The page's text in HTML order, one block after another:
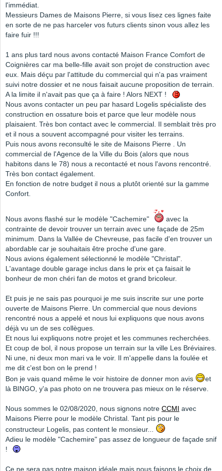
l'immédiat.
Messieurs Dames de Maisons Pierre, si vous lisez ces lignes faite
en sorte de ne pas harceler vos futurs clients sinon vous allez les
faire fuir !!!
1 ans plus tard nous avons contacté Maison France Comfort de
Coignières car ma belle-fille avait son projet de construction avec
eux. Mais déçu par l'attitude du commercial qui n'a pas vraiment
suivi notre dossier et ne nous faisait aucune proposition de terrain.
A la limite il n'avait pas que ça à faire ! Alors NEXT !
Nous avons contacter un peu par hasard Logelis spécialiste des
construction en ossature bois et parce que leur modèle nous
plaisaient. Très bon contact avec le commercial. Il semblait très pro
et il nous a souvent accompagné pour visiter les terrains.
Puis nous avons reconsulté le site de Maisons Pierre . Un
commercial de l'Agence de la Ville du Bois (alors que nous
habitons dans le 78) nous a recontacté et nous l'avons rencontré.
Très bon contact également.
En fonction de notre budget il nous a plutôt orienté sur la gamme
Confort.
Nous avons flashé sur le modèle "Cachemire"
avec la
contrainte de devoir trouver un terrain avec une façade de 25m
minimum. Dans la Vallée de Chevreuse, pas facile d'en trouver un
abordable car je souhaitais être proche d'une gare.
Nous avions également sélectionné le modèle "Christal".
L'avantage double garage inclus dans le prix et ça faisait le
bonheur de mon chéri fan de motos et grand bricoleur.
Et puis je ne sais pas pourquoi je me suis inscrite sur une porte
ouverte de Maisons Pierre. Un commercial que nous devions
rencontré nous a appelé et nous lui expliquons que nous avons
déjà vu un de ses collègues.
Et nous lui expliquons notre projet et les communes recherchées.
Et coup de bol, il nous propose un terrain sur la ville Les Bréviaires.
Ni une, ni deux mon mari va le voir. Il m'appelle dans la foulée et
me dit c'est bon on le prend !
Bon je vais quand même le voir histoire de donner mon avis
et
là BINGO, y'a pas photo on ne trouvera pas mieux on le réserve.
Nous sommes le 02/08/2020, nous signons notre CCMI avec
Maisons Pierre pour le modèle Christal. Tant pis pour le
constructeur Logelis, pas content le monsieur...
Adieu le modèle "Cachemire" pas assez de longueur de façade snif
!
Ce ne sera pas notre maison idéale mais nous faisons le choix de